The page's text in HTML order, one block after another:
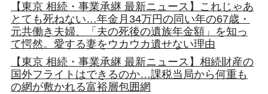
【東京 相続・事業承継 最新ニュース】これじゃあ
とても死ねない…年金月34万円の同い年の67歳・
元共働き夫婦、「夫の死後の遺族年金額」を知っ
て愕然。愛する妻をウカウカ遺せない理由
【東京 相続・事業承継 最新ニュース】相続財産の
国外フライトはできるのか…課税当局から何重も
の網が敷かれる富裕層包囲網